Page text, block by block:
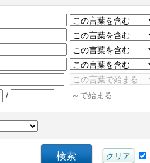
/ ～で始まる